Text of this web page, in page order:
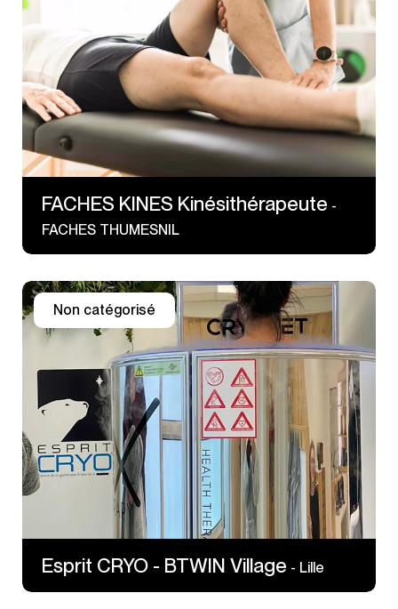
FACHES KINES Kinésithérapeute -
FACHES THUMESNIL
29 rue Henri Barbusse
59155 FACHES THUMESNIL
Non catégorisé
Esprit CRYO - BTWIN Village - Lille
4 Rue Professeur Langevin
59000 Lille
https://espritcryo.fr/